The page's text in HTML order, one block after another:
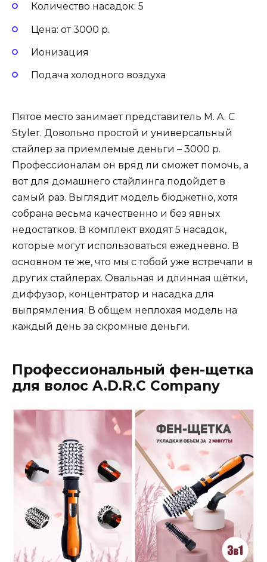
Количество насадок: 5
Цена: от 3000 р.
Ионизация
Подача холодного воздуха
Пятое место занимает представитель M. A. C
Styler. Довольно простой и универсальный
стайлер за приемлемые деньги – 3000 р.
Профессионалам он вряд ли сможет помочь, а
вот для домашнего стайлинга подойдет в
самый раз. Выглядит модель бюджетно, хотя
собрана весьма качественно и без явных
недостатков. В комплект входят 5 насадок,
которые могут использоваться ежедневно. В
основном те же, что мы с тобой уже встречали в
других стайлерах. Овальная и длинная щётки,
диффузор, концентратор и насадка для
выпрямления. В общем неплохая модель на
каждый день за скромные деньги.
Профессиональный фен-щетка
для волос A.D.R.C Company